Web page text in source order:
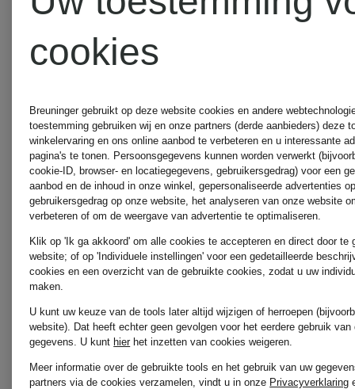
klein
KENNEL &
SCHMENGER
LUISA
CERANO
ROSSI
REPEAT
ROBERT
cookies
Breuninger gebruikt op deze website cookies en andere
toestemming gebruiken wij en onze partners (derde aanbieders) deze
winkelervaring en ons online aanbod te verbeteren en u interessante
pagina's te tonen. Persoonsgegevens kunnen worden verwerkt
cookie-ID, browser- en locatiegegevens, gebruikersgedrag) voor een
aanbod en de inhoud in onze winkel, gepersonaliseerde advertenties
gebruikersgedrag op onze website, het analyseren van onze website
verbeteren of om de weergave van advertentie te optimaliseren.
Klik op 'Ik ga akkoord' om alle cookies te accepteren en direct door te
website; of op 'Individuele instellingen' voor een gedetailleerde
cookies en een overzicht van de gebruikte cookies, zodat u uw
maken.
U kunt uw keuze van de tools later altijd wijzigen of herroepen
website). Dat heeft echter geen gevolgen voor het eerdere gebruik van
gegevens. U kunt hierhet inzetten van cookies weigeren.
Meer informatie over de gebruikte tools en het gebruik van uw
partners via de cookies verzamelen, vindt u in onze Privacyverklaring